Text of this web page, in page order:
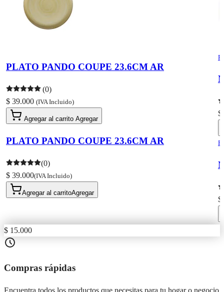
PLATO PANDO COUPE 23.6CM AR
(0)
$ 39.000 (IVA Incluido)
Agregar al carrito Agregar
PLATO PANDO COUPE 23.6CM AR
(0)
$ 39.000(IVA Incluido)
Agregar al carritoAgregar
$
$
$ 15.000
Compras rápidas
Encuentra todos los productos que necesitas para tu hogar o negocio